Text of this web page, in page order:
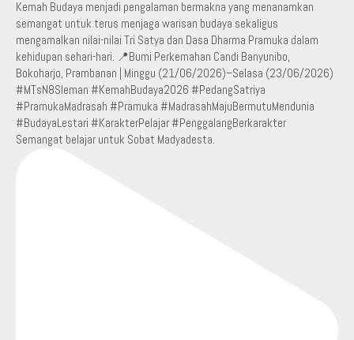
Semangat belajar untuk Sobat Madyadesta.